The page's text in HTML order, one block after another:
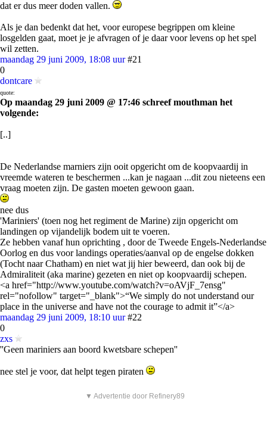
dat er dus meer doden vallen.
Als je dan bedenkt dat het, voor europese begrippen om kleine
losgelden gaat, moet je je afvragen of je daar voor levens op het spel
wil zetten.
maandag 29 juni 2009, 18:08 uur #21
0
dontcare
quote:
Op maandag 29 juni 2009 @ 17:46 schreef mouthman het
volgende:
[..]
De Nederlandse marniers zijn ooit opgericht om de koopvaardij in
vreemde wateren te beschermen ...kan je nagaan ...dit zou nieteens een
vraag moeten zijn. De gasten moeten gewoon gaan.
nee dus
'Mariniers' (toen nog het regiment de Marine) zijn opgericht om
landingen op vijandelijk bodem uit te voeren.
Ze hebben vanaf hun oprichting , door de Tweede Engels-Nederlandse
Oorlog en dus voor landings operaties/aanval op de engelse dokken
(Tocht naar Chatham) en niet wat jij hier beweerd, dan ook bij de
Admiraliteit (aka marine) gezeten en niet op koopvaardij schepen.
<a href="http://www.youtube.com/watch?v=oAVjF_7ensg"
rel="nofollow" target="_blank">“We simply do not understand our
place in the universe and have not the courage to admit it”</a>
maandag 29 juni 2009, 18:10 uur #22
0
zxs
''Geen mariniers aan boord kwetsbare schepen''
nee stel je voor, dat helpt tegen piraten
▼ Advertentie door Refinery89